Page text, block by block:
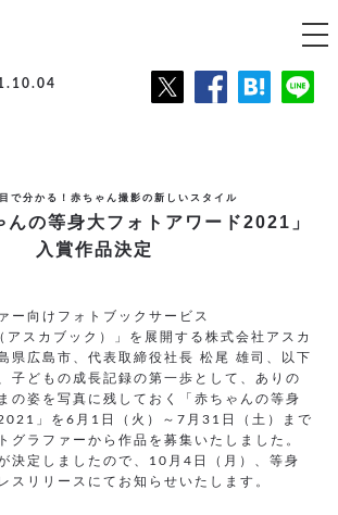
で分かる！赤ちゃん撮影の新しいスタイル
んの等身大フォトアワード2021」
入賞作品決定
ー向けフォトブックサービス
アスカブック）」を展開する株式会社アスカ
県広島市、代表取締役社長 松尾 雄司、以下
子どもの成長記録の第一歩として、ありの
の姿を写真に残しておく「赤ちゃんの等身
」を6月1日（火）～7月31日（土）まで
グラファーから作品を募集いたしました。
決定しましたので、10月4日（月）、等身
スリリースにてお知らせいたします。